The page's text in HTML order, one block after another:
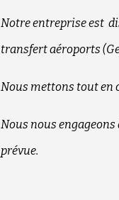
Notre entreprise est
transfert aéroports
Nous mettons tout en
Nous nous engageons
prévue.